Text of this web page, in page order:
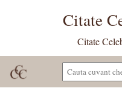
Citate
Citate